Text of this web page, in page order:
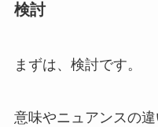
検討
まずは、検討です。
意味やニュアンスの違